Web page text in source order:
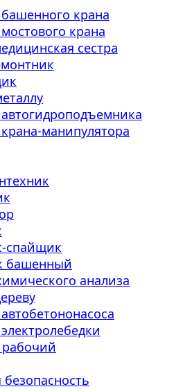
крана
крана
сестра
манипулятора
спайщик
башенный
анализа